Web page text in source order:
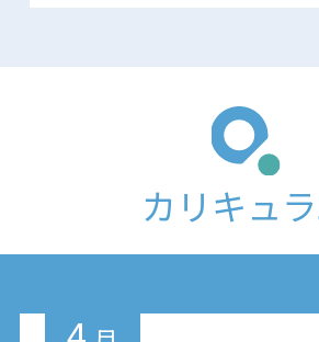
カリキュ